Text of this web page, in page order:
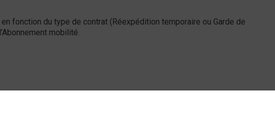
fonction du type de contrat (Réexpédition temporaire ou Garde de
mobilité.